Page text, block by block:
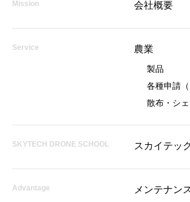
Mission 会社概要
Service 農業
製品
各種申請
散布・シ
SKYTECH DRONE SCHOOL スカイテッ
Advantage メンテナン